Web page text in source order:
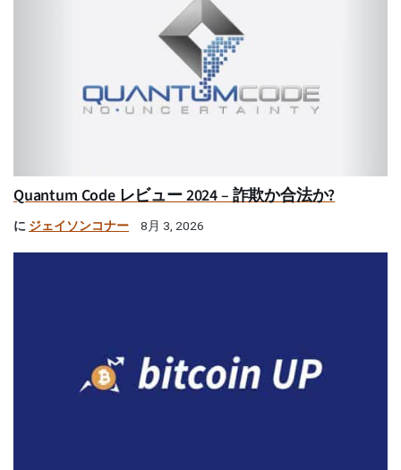
Quantum Code レビュー 2024 – 詐欺か合法か?
に ジェイソンコナー 8月 3, 2026